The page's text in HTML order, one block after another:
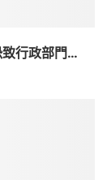
行政部門...